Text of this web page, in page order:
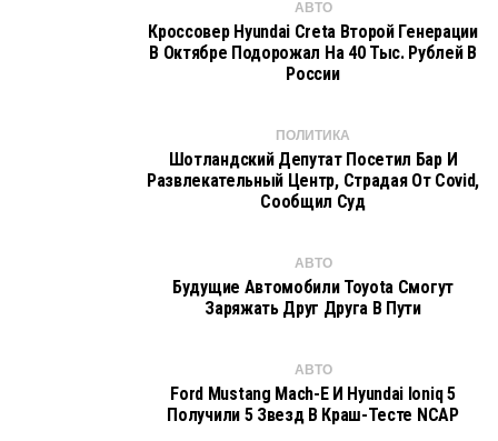
АВТО
Кроссовер Hyundai Creta Второй Генерации
В Октябре Подорожал На 40 Тыс. Рублей В
России
ПОЛИТИКА
Шотландский Депутат Посетил Бар И
Развлекательный Центр, Страдая От Covid,
Сообщил Суд
АВТО
Будущие Автомобили Toyota Смогут
Заряжать Друг Друга В Пути
АВТО
Ford Mustang Mach-E И Hyundai Ioniq 5
Получили 5 Звезд В Краш-Тесте NCAP